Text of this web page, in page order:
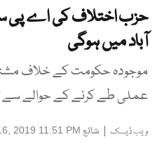
آباد میں ہوگی
موجودہ حکومت کے خلاف
عملی طے کرنے کے حوالے سے
ویب ڈیسک | شائع 2019 11:51 PM